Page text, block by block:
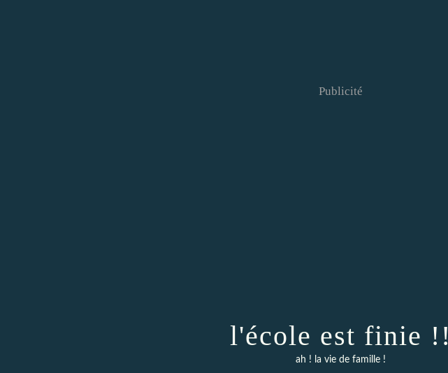
Publicité
l'école est finie !!
ah ! la vie de famille !